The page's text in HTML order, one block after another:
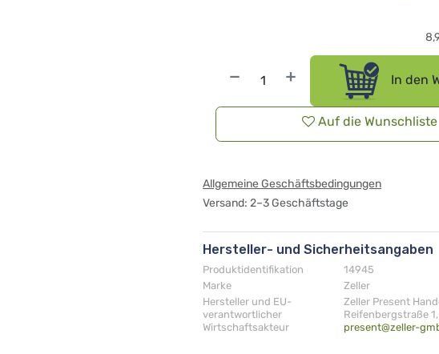
In den
Auf die Wunschliste
Allgemeine Geschäftsbedingungen
Versand: 2–3 Geschäftstage
Hersteller- und Sicherheitsangaben
Produktidentifikation
14945
Marke
Zeller
Hersteller und EU-
verantwortlicher
Wirtschaftsakteur
Zeller Present
Reifenbergstraße
present@zeller-